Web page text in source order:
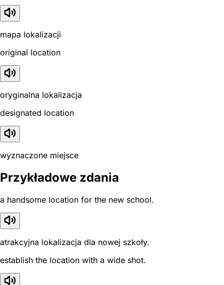
mapa lokalizacji
original location
oryginalna lokalizacja
designated location
wyznaczone miejsce
Przykładowe zdania
a handsome location for the new school.
atrakcyjna lokalizacja dla nowej szkoły.
establish the location with a wide shot.